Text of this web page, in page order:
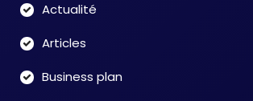
Actualité
Articles
Business plan